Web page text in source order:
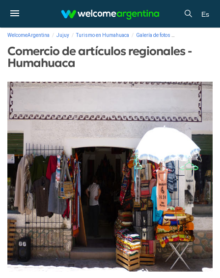
Es
WelcomeArgentina Jujuy Turismo en Humahuaca Galería de fotos
Comercio de artículos regionales -
Humahuaca